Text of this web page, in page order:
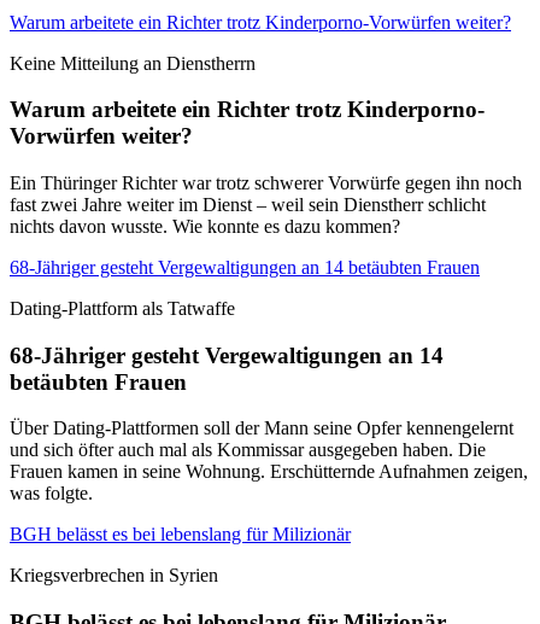
Warum arbeitete ein Richter trotz Kinderporno-Vorwürfen weiter?
Keine Mitteilung an Dienstherrn
Warum arbeitete ein Richter trotz Kinderporno-
Vorwürfen weiter?
Ein Thüringer Richter war trotz schwerer Vorwürfe gegen ihn noch
fast zwei Jahre weiter im Dienst – weil sein Dienstherr schlicht
nichts davon wusste. Wie konnte es dazu kommen?
68-Jähriger gesteht Vergewaltigungen an 14 betäubten Frauen
Dating-Plattform als Tatwaffe
68-Jähriger gesteht Vergewaltigungen an 14
betäubten Frauen
Über Dating-Plattformen soll der Mann seine Opfer kennengelernt
und sich öfter auch mal als Kommissar ausgegeben haben. Die
Frauen kamen in seine Wohnung. Erschütternde Aufnahmen zeigen,
was folgte.
BGH belässt es bei lebenslang für Milizionär
Kriegsverbrechen in Syrien